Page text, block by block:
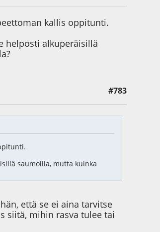
kallis oppitunti.
helposti alkuperäisillä
#783
saumoilla, mutta kuinka
että se ei aina tarvitse
siitä, mihin rasva tulee tai